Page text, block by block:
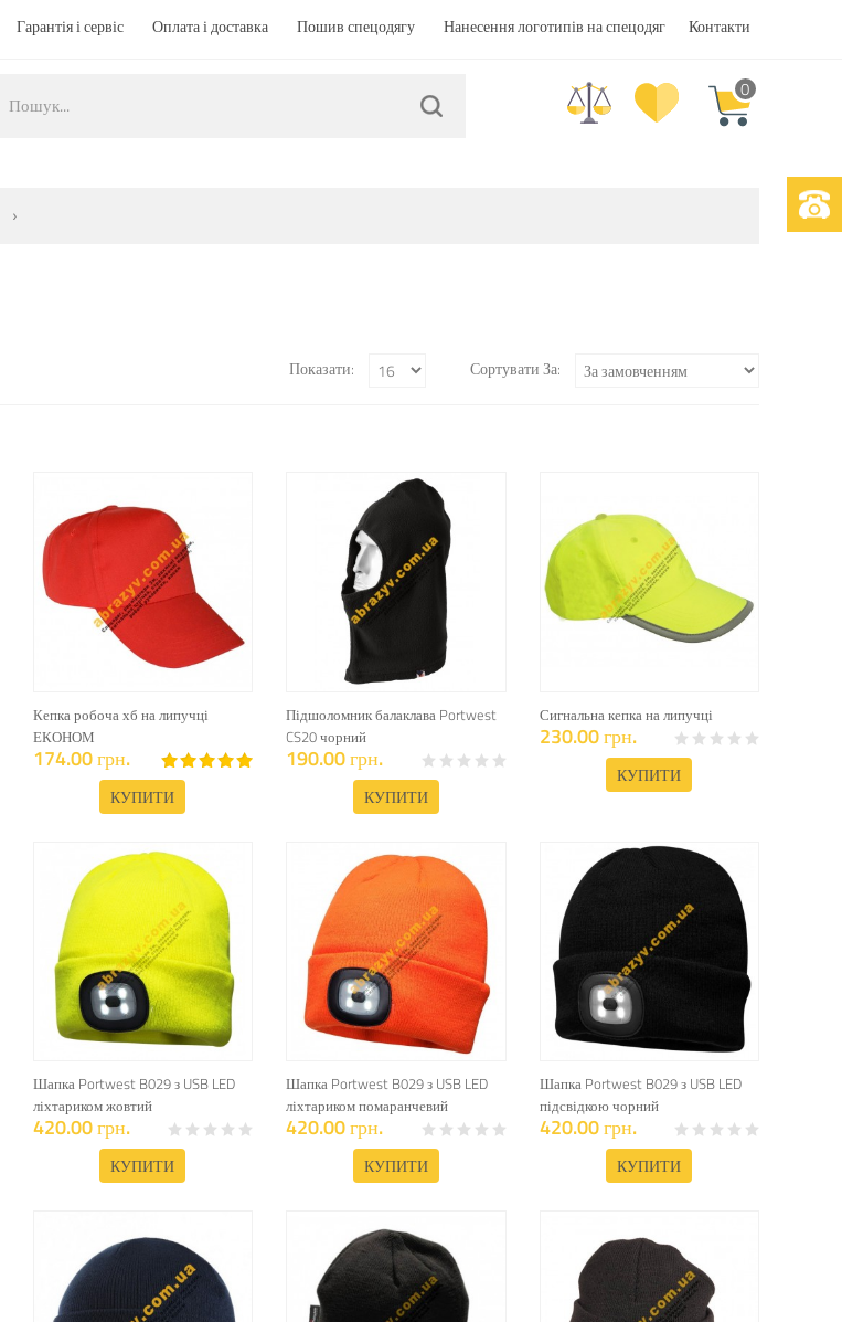
Гарантія і сервіс Оплата і доставка Пошив спецодягу Нанесення логотипів на спецодяг Контакти
0
Сортувати За:
Показати:
Кепка робоча хб на липучці
ЕКОНОМ
174.00 грн.
КУПИТИ
Підшоломник балаклава Portwest
CS20 чорний
190.00 грн.
КУПИТИ
Сигнальна кепка на липучці
230.00 грн.
КУПИТИ
Шапка Portwest B029 з USB LED
ліхтариком жовтий
420.00 грн.
КУПИТИ
Шапка Portwest B029 з USB LED
ліхтариком помаранчевий
420.00 грн.
КУПИТИ
Шапка Portwest B029 з USB LED
підсвідкою чорний
420.00 грн.
КУПИТИ